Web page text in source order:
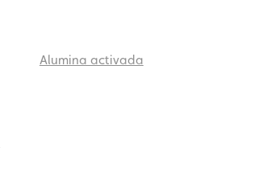
Alumina activada